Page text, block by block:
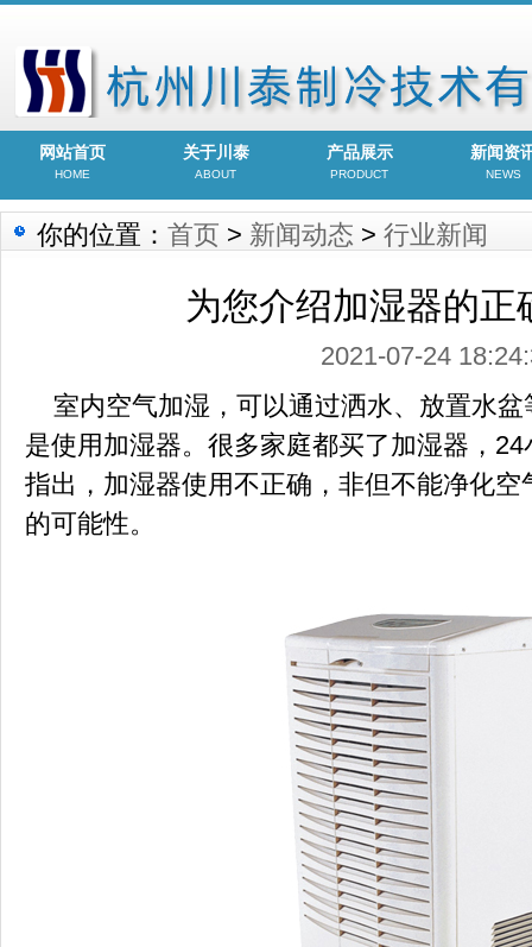
网站首页
HOME
关于川泰
ABOUT
产品展示
PRODUCT
新闻资
NEWS
你的位置： 首页 > 新闻动态 > 行业新闻
为您介绍加湿器的正
2021-07-24
室内空气加湿，可以通过洒水、放置水盆
是使用加湿器。很多家庭都买了加湿器，
指出，加湿器使用不正确，非但不能净化
的可能性。